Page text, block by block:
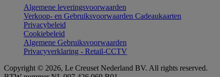
Algemene leveringsvoorwaarden
Verkoop- en Gebruiksvoorwaarden Cadeaukaarten
Privacybeleid
Cookiebeleid
Algemene Gebruiksvoorwaarden
Privacyverklaring - Retail-CCTV
Copyright © 2026, Le Creuset Nederland BV. All rights reserved.